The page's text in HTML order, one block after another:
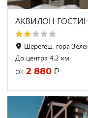
АКВИЛОН
Шерегеш, гора
До центра 4.2 км
от 2 880 ₽